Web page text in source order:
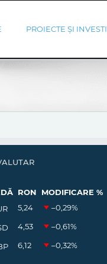
PROIECTE ȘI
RON
MODIFICARE %
5,24 –0,29%
4,53 –0,61%
6,12 –0,32%